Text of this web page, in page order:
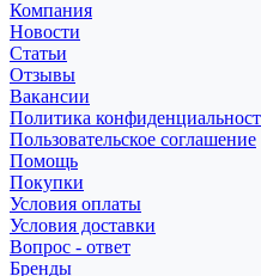
Компания
Новости
Статьи
Отзывы
Вакансии
Политика
Пользовательское соглашение
Помощь
Покупки
Условия оплаты
Условия доставки
Вопрос - ответ
Бренды